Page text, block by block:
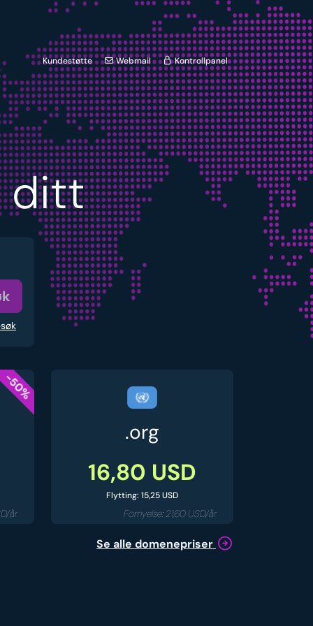
Kundestøtte Webmail Kontrollpanel
ditt
-50%
år
.org
16,80 USD
Flytting: 15,25 USD
Fornyelse: 21,60 USD/år
Se alle domenepriser